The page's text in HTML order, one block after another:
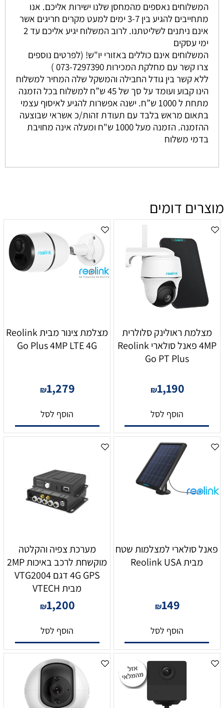
המשלוחים נאספים מהמחסן שלנו ישירות אליכם. אנו
מתחייבים להגיע בין 3-7 ימים למעט מקרים חריגים אשר
אינם ניתנים לשליטתנו. לרוב המשלוח יגיע אליכם עד 2
ימי עסקים
המשלוחים אינם כוללים באזורי יו"ש! (לפרטים נוספים
צרו קשר עם מחלקת המכירות 073-7297390 )
ללא קשר בין גודל החבילה והמשקל שלה המחיר למשלוח
הינו קבוע ועומד על סך של 45 ש”ח למשלוח בכל הזמנה
מתחת ל 1000 ש”ח. ישנה אפשרות להגיע לאיסוף עצמי
בתאום מראש בלבד עם תעודת זהות/כ אשראי שבוצעה
ההזמנה. הזמנה מעל 1000 ש"ח ומעלה אינה מחויבת
בדמי משלוח
מוצרים דומים
מצלמת ראולינק סלולרית
4MP פאנל סולארי Reolink
Go PT Plus
₪1,190
הוסף לסל
מצלמת צינור מבית Reolink
Go Plus 4MP LTE 4G
₪1,279
הוסף לסל
פאנל סולארי למצלמות שטח
מבית Reolink USA
₪149
הוסף לסל
מערכת צפיה והקלטה
מוקשחת לרכב באיכות 2MP
4G GPS דגם VTG2004
מבית VTECH
₪1,200
הוסף לסל